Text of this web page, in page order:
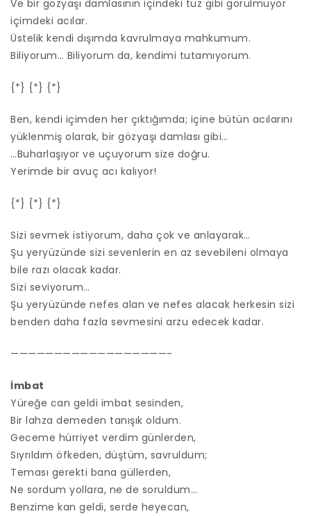
Ve bir gözyaşı damlasının içindeki tuz gibi görülmüyor
içimdeki acılar.
Üstelik kendi dışımda kavrulmaya mahkumum.
Biliyorum… Biliyorum da, kendimi tutamıyorum.
{*} {*} {*}
Ben, kendi içimden her çıktığımda; içine bütün acılarını
yüklenmiş olarak, bir gözyaşı damlası gibi…
…Buharlaşıyor ve uçuyorum size doğru.
Yerimde bir avuç acı kalıyor!
{*} {*} {*}
Sizi sevmek istiyorum, daha çok ve anlayarak…
Şu yeryüzünde sizi sevenlerin en az sevebileni olmaya
bile razı olacak kadar.
Sizi seviyorum…
Şu yeryüzünde nefes alan ve nefes alacak herkesin sizi
benden daha fazla sevmesini arzu edecek kadar.
——————————————————-
İmbat
Yüreğe can geldi imbat sesinden,
Bir lahza demeden tanışık oldum.
Geceme hürriyet verdim günlerden,
Sıyrıldım öfkeden, düştüm, savruldum;
Teması gerekti bana güllerden,
Ne sordum yollara, ne de soruldum…
Benzime kan geldi, serde heyecan,